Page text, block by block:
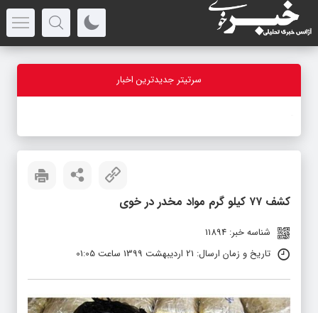
سرتیتر جدیدترین اخبار
کشف ۷۷ کیلو گرم مواد مخدر در خوی
شناسه خبر: 11894
تاریخ و زمان ارسال: 21 اردیبهشت 1399 ساعت 01:05